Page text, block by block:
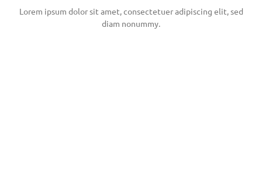
Lorem ipsum dolor sit amet, consectetuer adipiscing elit, sed
diam nonummy.